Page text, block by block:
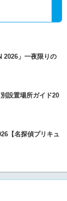
2026」一夜限りの
設置場所ガイド20
【名探偵プリキュ